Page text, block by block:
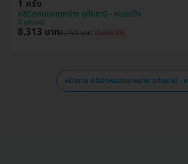
1 ครั้ง
คลินิกหนองขาหย่าง อุทัยธานี - หมอแป้ง
อุทัยธานี
8,313 บาท8,750 บาท ประหยัด 5%
หน้ารวม คลินิกหนองขาหย่าง อุทัยธานี -